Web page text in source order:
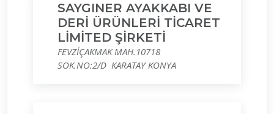
SAYGINER AYAKKABI VE
DERİ ÜRÜNLERİ TİCARET
LİMİTED ŞİRKETİ
FEVZİÇAKMAK MAH.10718
SOK.NO:2/D KARATAY KONYA